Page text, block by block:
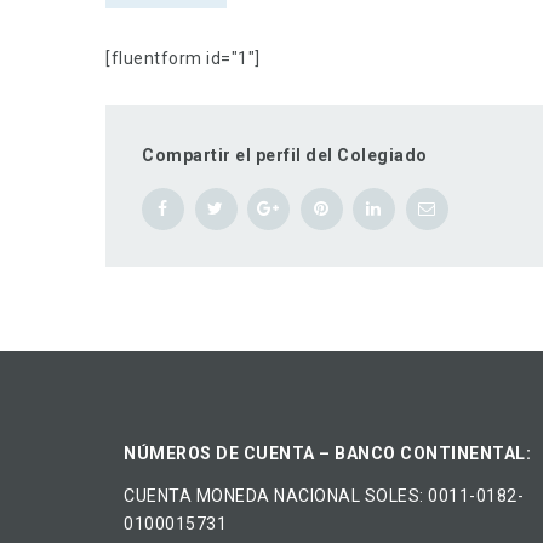
[fluentform id="1"]
Compartir el perfil del Colegiado
NÚMEROS DE CUENTA – BANCO CONTINENTAL:
CUENTA MONEDA NACIONAL​ ​SOLES​: 0011-0182-
0100015731